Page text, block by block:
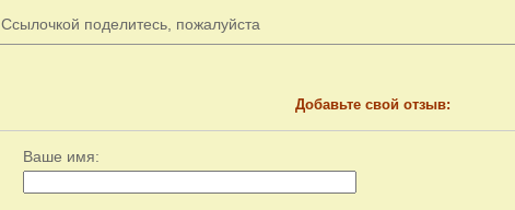
Ссылочкой поделитесь, пожалуйста
Добавьте свой отзыв:
Ваше имя: